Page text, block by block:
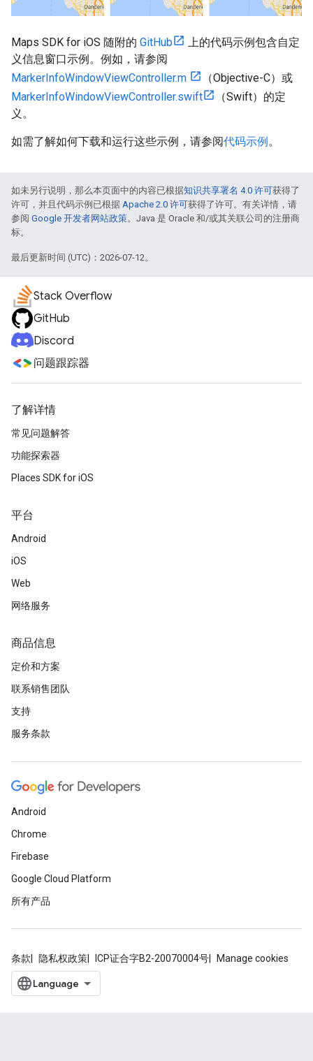
Maps SDK for iOS 随附的 GitHub
上的代码示例包含自定
义信息窗口示例。例如，请参阅
MarkerInfoWindowViewController.m
（Objective-C）或
MarkerInfoWindowViewController.swift
（Swift）的定
义。
如需了解如何下载和运行这些示例，请参阅代码示例。
如未另行说明，那么本页面中的内容已根据知识共享署名 4.0 许可获得了
许可，并且代码示例已根据 Apache 2.0 许可获得了许可。有关详情，请
参阅 Google 开发者网站政策。Java 是 Oracle 和/或其关联公司的注册商
标。
最后更新时间 (UTC)：2026-07-12。
Stack Overflow
GitHub
Discord
问题跟踪器
了解详情
常见问题解答
功能探索器
Places SDK for iOS
平台
Android
iOS
Web
网络服务
商品信息
定价和方案
联系销售团队
支持
服务条款
Android
Chrome
Firebase
Google Cloud Platform
所有产品
条款 隐私权政策 ICP证合字B2-20070004号 Manage cookies